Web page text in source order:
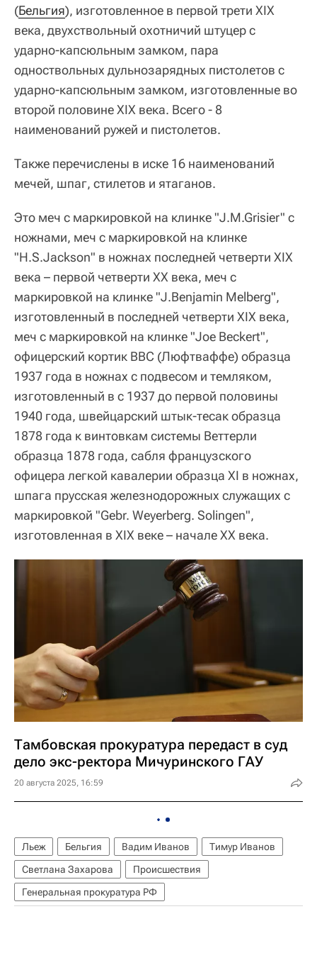
(Бельгия), изготовленное в первой трети XIX
века, двухствольный охотничий штуцер с
ударно-капсюльным замком, пара
одноствольных дульнозарядных пистолетов с
ударно-капсюльным замком, изготовленные во
второй половине XIX века. Всего - 8
наименований ружей и пистолетов.
Также перечислены в иске 16 наименований
мечей, шпаг, стилетов и ятаганов.
Это меч с маркировкой на клинке "J.M.Grisier" с
ножнами, меч с маркировкой на клинке
"H.S.Jackson" в ножнах последней четверти XIX
века – первой четверти XX века, меч с
маркировкой на клинке "J.Benjamin Melberg",
изготовленный в последней четверти XIX века,
меч с маркировкой на клинке "Joe Beckert",
офицерский кортик ВВС (Люфтваффе) образца
1937 года в ножнах с подвесом и темляком,
изготовленный в с 1937 до первой половины
1940 года, швейцарский штык-тесак образца
1878 года к винтовкам системы Веттерли
образца 1878 года, сабля французского
офицера легкой кавалерии образца XI в ножнах,
шпага прусская железнодорожных служащих с
маркировкой "Gebr. Weyerberg. Solingen",
изготовленная в XIX веке – начале XX века.
Тамбовская прокуратура передаст в суд
дело экс-ректора Мичуринского ГАУ
20 августа 2025, 16:59
Льеж Бельгия Вадим Иванов
Тимур Иванов
Светлана Захарова
Происшествия
Генеральная прокуратура РФ